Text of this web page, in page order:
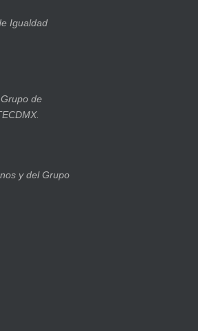
Igualdad
de
y del Grupo